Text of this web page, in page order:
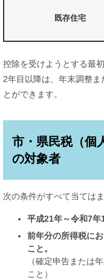
既存住宅
控除を受けようとする最
2年目以降は、年末調整
とができます。
市・県民税（個
の対象者
次の条件がすべて当ては
平成21年～令和7年
前年分の所得税に
こと。
（確定申告または
こと）